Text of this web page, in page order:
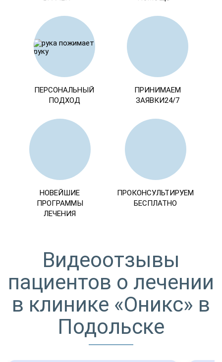
ПЕРСОНАЛЬНЫЙ
ПОДХОД
ПРИНИМАЕМ
ЗАЯВКИ24/7
НОВЕЙШИЕ
ПРОГРАММЫ
ЛЕЧЕНИЯ
ПРОКОНСУЛЬТИРУЕМ
БЕСПЛАТНО
Видеоотзывы
пациентов о лечении
в клинике «Оникс» в
Подольске